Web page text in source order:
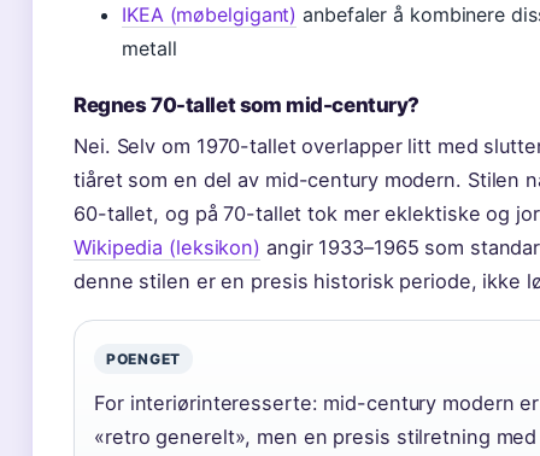
IKEA (møbelgigant) anbefaler å kombinere
metall
Regnes 70-tallet som mid-century?
Nei. Selv om 1970-tallet overlapper litt med
tiåret som en del av mid-century modern. Stilen
60-tallet, og på 70-tallet tok mer eklektiske og
Wikipedia (leksikon) angir 1933–1965 som
denne stilen er en presis historisk periode, ikke
POENGET
For interiørinteresserte: mid-century modern
«retro generelt», men en presis stilretning